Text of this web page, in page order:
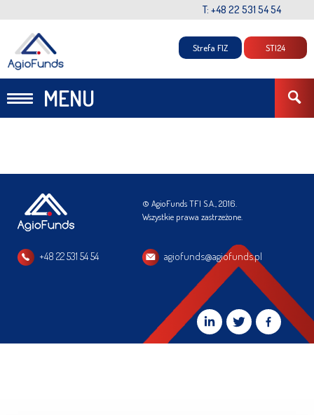
T: +48 22 531 54 54
MENU
Strefa FIZ STI24
© AgioFunds TFI S.A., 2016.
Wszystkie prawa zastrzeżone.
+48 22 531 54 54 agiofunds@agiofunds.pl